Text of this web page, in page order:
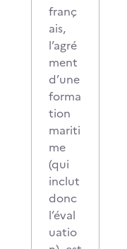
franç
ais,
l’agré
ment
d’une
forma
tion
mariti
me
(qui
inclut
donc
l’éval
uatio